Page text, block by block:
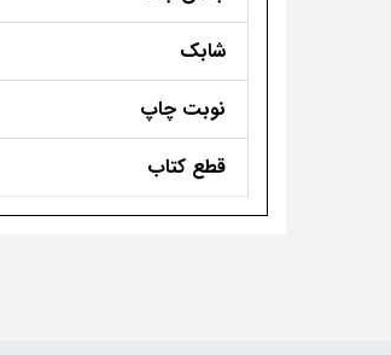
شابک
نوبت چاپ
قطع کتاب